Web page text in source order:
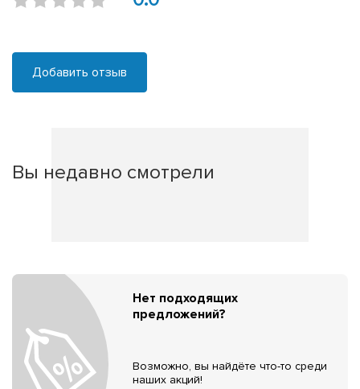
Добавить отзыв
Вы недавно смотрели
Нет подходящих
предложений?
Возможно, вы найдёте что-то среди
наших акций!